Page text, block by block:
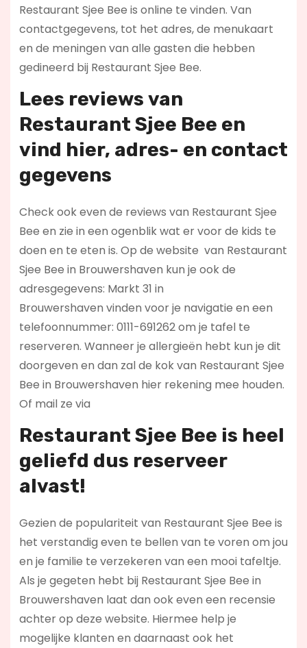
Restaurant Sjee Bee is online te vinden. Van
contactgegevens, tot het adres, de menukaart
en de meningen van alle gasten die hebben
gedineerd bij Restaurant Sjee Bee.
Lees reviews van
Restaurant Sjee Bee en
vind hier, adres- en contact
gegevens
Check ook even de reviews van Restaurant Sjee
Bee en zie in een ogenblik wat er voor de kids te
doen en te eten is. Op de website van Restaurant
Sjee Bee in Brouwershaven kun je ook de
adresgegevens: Markt 31 in
Brouwershaven vinden voor je navigatie en een
telefoonnummer: 0111-691262 om je tafel te
reserveren. Wanneer je allergieën hebt kun je dit
doorgeven en dan zal de kok van Restaurant Sjee
Bee in Brouwershaven hier rekening mee houden.
Of mail ze via
Restaurant Sjee Bee is heel
geliefd dus reserveer
alvast!
Gezien de populariteit van Restaurant Sjee Bee is
het verstandig even te bellen van te voren om jou
en je familie te verzekeren van een mooi tafeltje.
Als je gegeten hebt bij Restaurant Sjee Bee in
Brouwershaven laat dan ook even een recensie
achter op deze website. Hiermee help je
mogelijke klanten en daarnaast ook het